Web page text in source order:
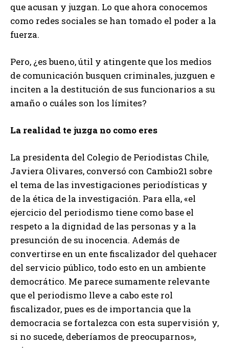
que acusan y juzgan. Lo que ahora conocemos
como redes sociales se han tomado el poder a la
fuerza.
Pero, ¿es bueno, útil y atingente que los medios
de comunicación busquen criminales, juzguen e
inciten a la destitución de sus funcionarios a su
amaño o cuáles son los límites?
La realidad te juzga no como eres
La presidenta del Colegio de Periodistas Chile,
Javiera Olivares, conversó con Cambio21 sobre
el tema de las investigaciones periodísticas y
de la ética de la investigación. Para ella, «el
ejercicio del periodismo tiene como base el
respeto a la dignidad de las personas y a la
presunción de su inocencia. Además de
convertirse en un ente fiscalizador del quehacer
del servicio público, todo esto en un ambiente
democrático. Me parece sumamente relevante
que el periodismo lleve a cabo este rol
fiscalizador, pues es de importancia que la
democracia se fortalezca con esta supervisión y,
si no sucede, deberíamos de preocuparnos»,